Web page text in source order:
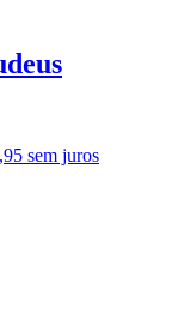
sem juros